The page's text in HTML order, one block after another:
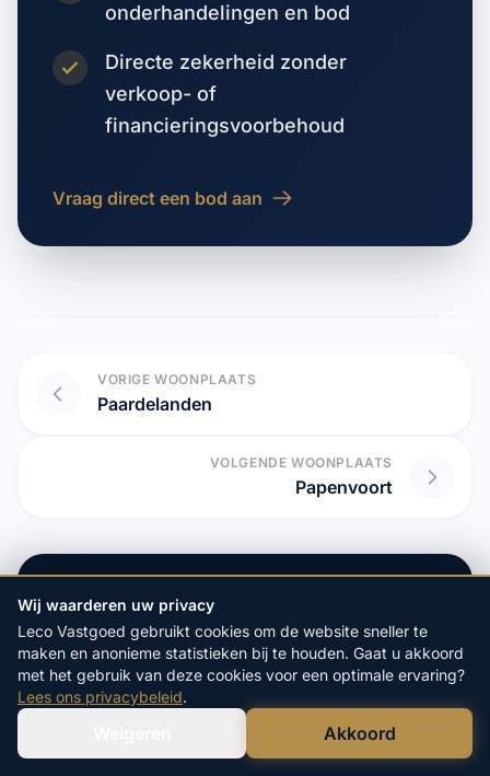
onderhandelingen en bod
Directe zekerheid zonder
verkoop- of
financieringsvoorbehoud
Vraag direct een bod aan
VORIGE WOONPLAATS
Paardelanden
VOLGENDE WOONPLAATS
Papenvoort
Start hier uw vrijblijvende
aanvraag:
4.9/5op Google
20+ Jaar Ervaring
100% Veilige Verkoop
Bel Ons Direct
Wij waarderen uw privacy
Leco Vastgoed gebruikt cookies om de website sneller te
maken en anonieme statistieken bij te houden. Gaat u akkoord
met het gebruik van deze cookies voor een optimale ervaring?
Lees ons privacybeleid.
Akkoord